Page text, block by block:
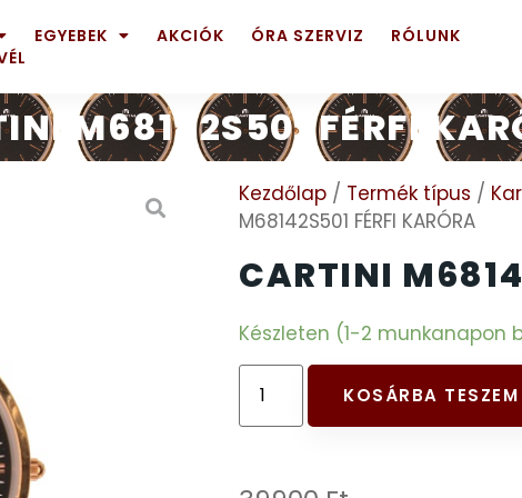
EGYEBEK AKCIÓK ÓRA SZERVIZ
RÓLUNK
M68142S501 FÉRFI
Kezdőlap / Termék típus /
M68142S501 FÉRFI KARÓRA
CARTINI
Készleten (1-2 munkanapon
KOSÁRBA TESZEM